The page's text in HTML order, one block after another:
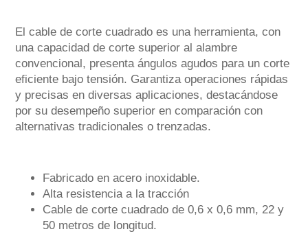
El cable de corte cuadrado es una herramienta, con
una capacidad de corte superior al alambre
convencional, presenta ángulos agudos para un corte
eficiente bajo tensión. Garantiza operaciones rápidas
y precisas en diversas aplicaciones, destacándose
por su desempeño superior en comparación con
alternativas tradicionales o trenzadas.
Fabricado en acero inoxidable.
Alta resistencia a la tracción
Cable de corte cuadrado de 0,6 x 0,6 mm, 22 y
50 metros de longitud.